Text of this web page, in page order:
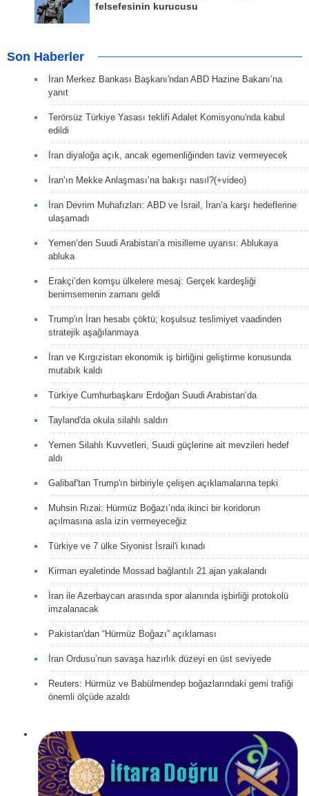
felsefesinin kurucusu
Son Haberler
İran Merkez Bankası Başkanı'ndan ABD Hazine Bakanı’na
yanıt
Terörsüz Türkiye Yasası teklifi Adalet Komisyonu'nda kabul
edildi
İran diyaloğa açık, ancak egemenliğinden taviz vermeyecek
İran’ın Mekke Anlaşması’na bakışı nasıl?(+video)
İran Devrim Muhafızları: ABD ve İsrail, İran’a karşı hedeflerine
ulaşamadı
Yemen’den Suudi Arabistan’a misilleme uyarısı: Ablukaya
abluka
Erakçi’den komşu ülkelere mesaj: Gerçek kardeşliği
benimsemenin zamanı geldi
Trump'ın İran hesabı çöktü; koşulsuz teslimiyet vaadinden
stratejik aşağılanmaya
İran ve Kırgızistan ekonomik iş birliğini geliştirme konusunda
mutabık kaldı
Türkiye Cumhurbaşkanı Erdoğan Suudi Arabistan’da
Tayland'da okula silahlı saldırı
Yemen Silahlı Kuvvetleri, Suudi güçlerine ait mevzileri hedef
aldı
Galibaf'tan Trump'ın birbiriyle çelişen açıklamalarına tepki
Muhsin Rızai: Hürmüz Boğazı’nda ikinci bir koridorun
açılmasına asla izin vermeyeceğiz
Türkiye ve 7 ülke Siyonist İsrail'i kınadı
Kirman eyaletinde Mossad bağlantılı 21 ajan yakalandı
İran ile Azerbaycan arasında spor alanında işbirliği protokolü
imzalanacak
Pakistan'dan “Hürmüz Boğazı” açıklaması
İran Ordusu’nun savaşa hazırlık düzeyi en üst seviyede
Reuters: Hürmüz ve Babülmendep boğazlarındaki gemi trafiği
önemli ölçüde azaldı